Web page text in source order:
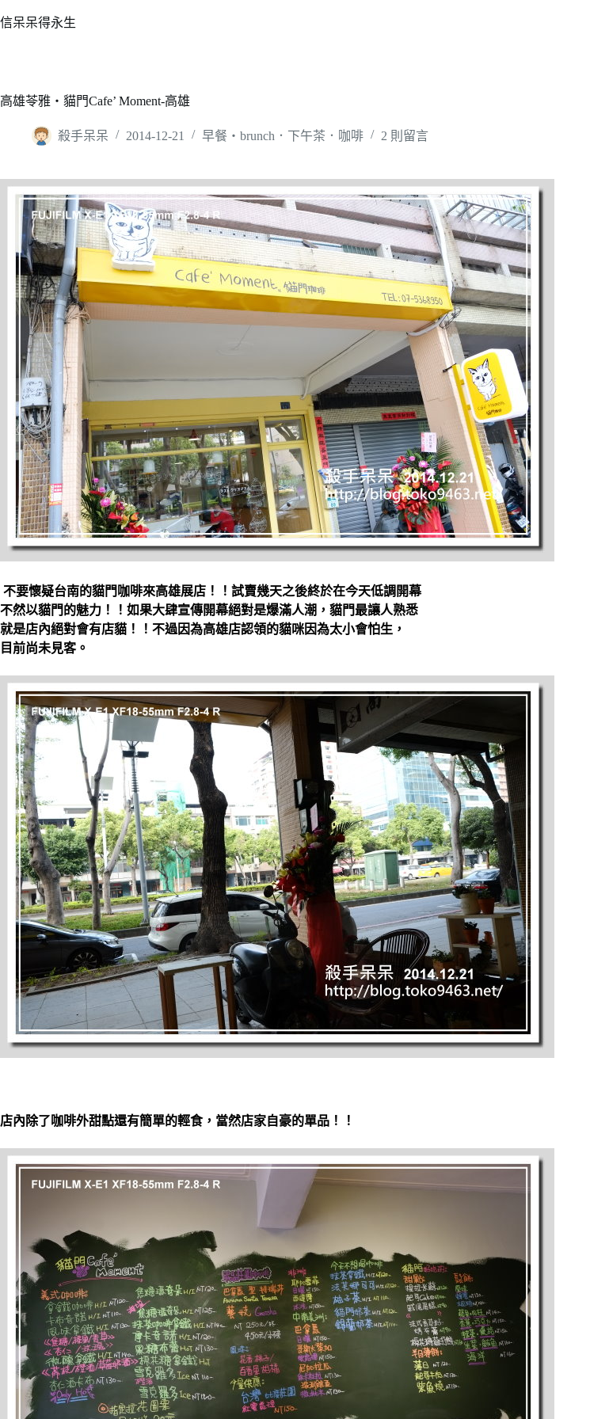
至
容
信呆呆得永生
高雄苓雅‧貓門Cafe’ Moment-高雄
殺手呆呆 2014-12-21 早餐‧brunch．下午茶．咖啡 2 則留言
不要懷疑台南的貓門咖啡來高雄展店！！試賣幾天之後終於在今天低調開幕
不然以貓門的魅力！！如果大肆宣傳開幕絕對是爆滿人潮，貓門最讓人熟悉
就是店內絕對會有店貓！！不過因為高雄店認領的貓咪因為太小會怕生，
目前尚未見客。
店內除了咖啡外甜點還有簡單的輕食，當然店家自豪的單品！！